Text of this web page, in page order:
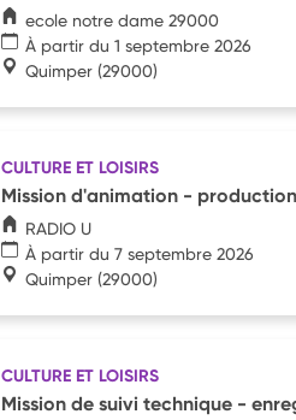
ecole notre dame 29000
À partir du 1 septembre 2026
Quimper (29000)
CULTURE ET LOISIRS
Mission d'animation -
RADIO U
À partir du 7 septembre 2026
Quimper (29000)
CULTURE ET LOISIRS
Mission de suivi technique -